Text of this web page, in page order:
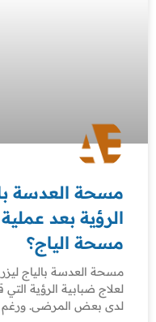
مسحة العدسة
الرؤية بعد
مسحة الياج؟
مسحة العدسة بالياج
لعلاج ضبابية الرؤية
لدى بعض المرضى. ورغم